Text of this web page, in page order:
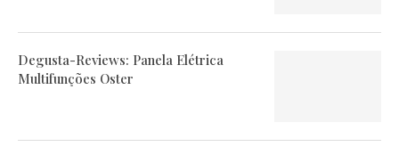
Degusta-Reviews: Panela Elétrica
Multifunções Oster